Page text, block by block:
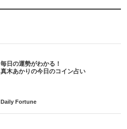
毎日の運勢がわかる！